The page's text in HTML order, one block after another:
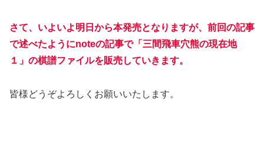
さて、いよいよ明日から本発売となりますが、前回の記事
で述べたようにnoteの記事で「三間飛車穴熊の現在地
１」の棋譜ファイルを販売していきます。
皆様どうぞよろしくお願いいたします。